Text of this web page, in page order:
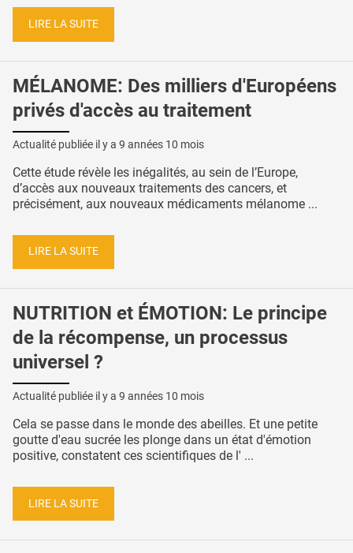
LIRE LA SUITE
MÉLANOME: Des milliers d'Européens
privés d'accès au traitement
Actualité publiée il y a 9 années 10 mois
Cette étude révèle les inégalités, au sein de l’Europe,
d’accès aux nouveaux traitements des cancers, et
précisément, aux nouveaux médicaments mélanome ...
LIRE LA SUITE
NUTRITION et ÉMOTION: Le principe
de la récompense, un processus
universel ?
Actualité publiée il y a 9 années 10 mois
Cela se passe dans le monde des abeilles. Et une petite
goutte d'eau sucrée les plonge dans un état d'émotion
positive, constatent ces scientifiques de l' ...
LIRE LA SUITE